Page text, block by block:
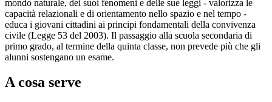
mondo naturale, dei suoi fenomeni e delle sue leggi - valorizza le
capacità relazionali e di orientamento nello spazio e nel tempo -
educa i giovani cittadini ai principi fondamentali della convivenza
civile (Legge 53 del 2003). Il passaggio alla scuola secondaria di
primo grado, al termine della quinta classe, non prevede più che gli
alunni sostengano un esame.
A cosa serve